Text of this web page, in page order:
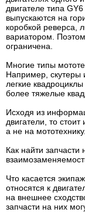
двигателе типа
выпускаются на
коробкой реверса,
вариатором.
ограничена.
Многие типы
Например, скутеры
легкие
более тяжелые
Исходя из
двигатели, то стоит
а не на мототехнику.
Как найти запчасти
Что касается
относятся к
на внешнее
запчасти на них